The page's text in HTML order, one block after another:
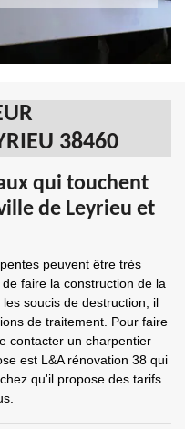
38460
qui touchent
de Leyrieu et
peuvent être très
faire la construction de la
soucis de destruction, il
de traitement. Pour faire
contacter un charpentier
est L&A rénovation 38 qui
qu'il propose des tarifs